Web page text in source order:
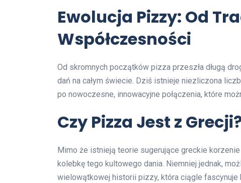
Ewolucja Pizzy: Od
Współczesności
Od skromnych początków pizza przeszła długą
dań na całym świecie. Dziś istnieje niezliczona
po nowoczesne, innowacyjne połączenia, które
Czy Pizza Jest z
Mimo że istnieją teorie sugerujące greckie
kolebkę tego kultowego dania. Niemniej jednak,
wielowątkowej historii pizzy, która ciągle fascynuje